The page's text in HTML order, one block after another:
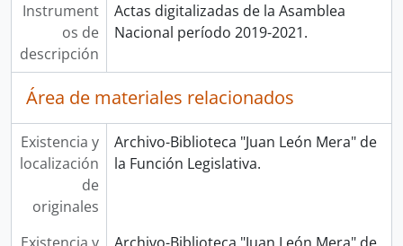
Instrument
os de
descripción
Actas digitalizadas de la Asamblea
Nacional período 2019-2021.
Área de materiales relacionados
Existencia y
localización
de
originales
Archivo-Biblioteca "Juan León Mera" de
la Función Legislativa.